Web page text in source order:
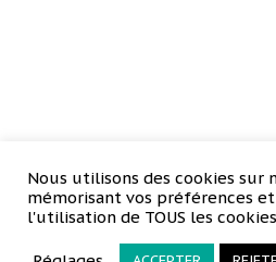
Nous utilisons des cookies
mémorisant vos préférences
l'utilisation de TOUS les